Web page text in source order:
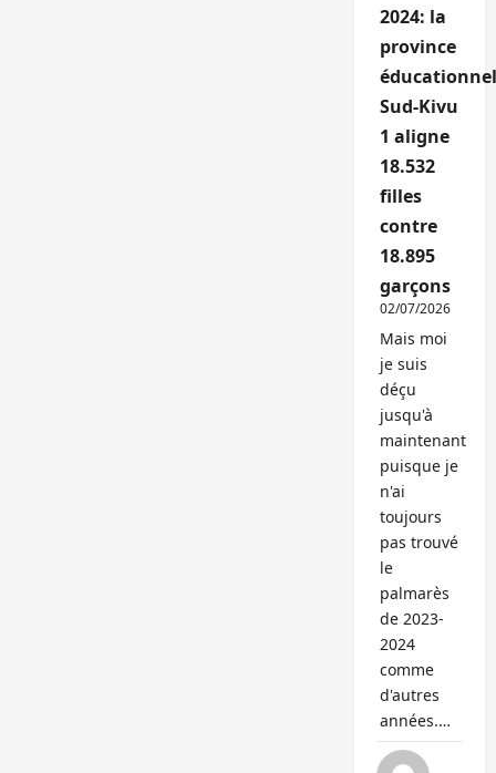
2024: la
province
Sud-Kivu
1 aligne
18.532
filles
contre
18.895
garçons
02/07/2026
Mais moi
je suis
déçu
jusqu'à
maintenant
puisque je
n'ai
toujours
pas trouvé
le
palmarès
de 2023-
2024
comme
d'autres
années.…